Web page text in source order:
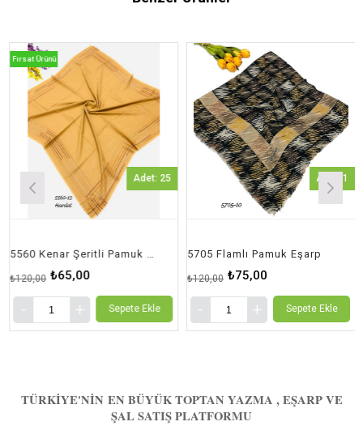
5560 Kenar Şeritli Pamuk Eşarp
₺65,00
₺120,00
Adet: 25
Sepete Ekle
Fırsat Ürünü
5705 Flamlı Pamuk Eşarp
₺75,00
₺120,00
Adet: 1
Sepete Ekle
TÜRKIYE'NIN EN BÜYÜK TOPTAN YAZMA , EŞARP VE
ŞAL SATIŞ PLATFORMU